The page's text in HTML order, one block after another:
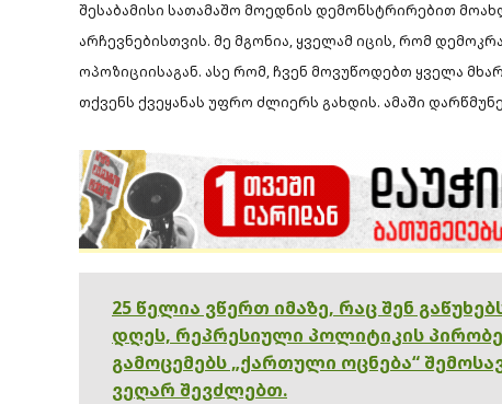
შესაბამისი სათამაშო მოედნის დემონსტრირებით
არჩევნებისთვის. მე მგონია, ყველამ იცის, რომ
ოპოზიციისაგან. ასე რომ, ჩვენ მოვუწოდებთ ყველა
თქვენს ქვეყანას უფრო ძლიერს გახდის. ამაში
25 წელია ვწერთ იმაზე, რაც შენ
დღეს, რეპრესიული პოლიტიკის
გამოცემებს „ქართული ოცნება“
ვეღარ შევძლებთ.